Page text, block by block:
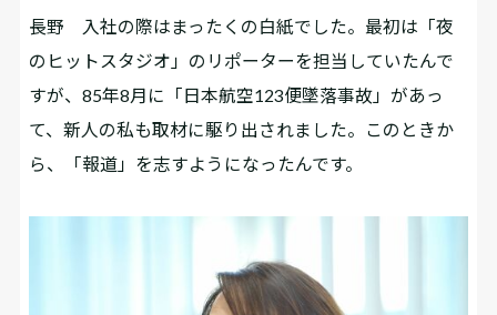
長野 入社の際はまったくの白紙でした。最初は「夜
のヒットスタジオ」のリポーターを担当していたんで
すが、85年8月に「日本航空123便墜落事故」があっ
て、新人の私も取材に駆り出されました。このときか
ら、「報道」を志すようになったんです。